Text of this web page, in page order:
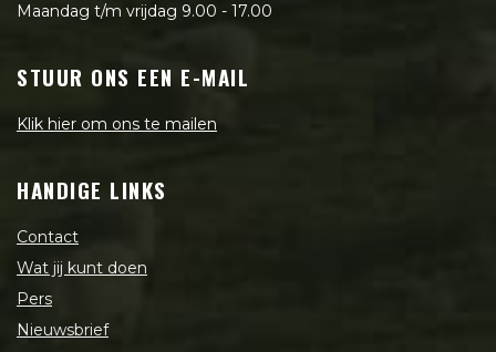
Maandag t/m vrijdag 9.00 - 17.00
STUUR ONS EEN E-MAIL
Klik hier om ons te mailen
HANDIGE LINKS
Contact
Wat jij kunt doen
Pers
Nieuwsbrief